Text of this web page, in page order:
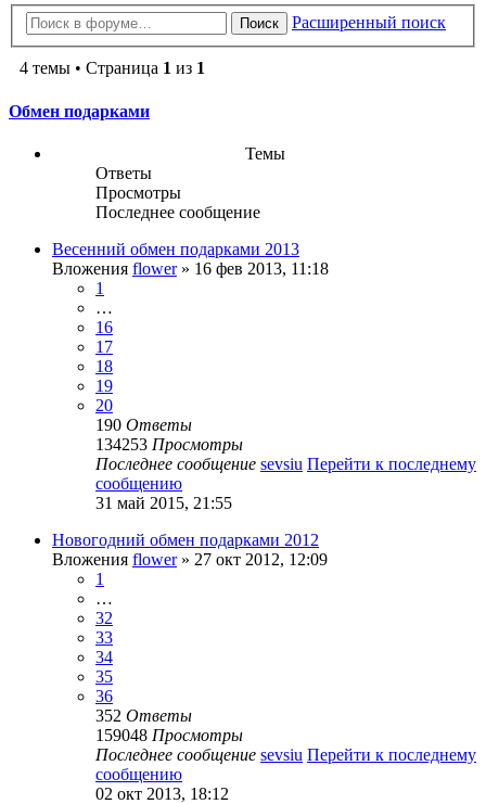
Поиск Расширенный поиск
4 темы • Страница 1 из 1
Обмен подарками
Темы
Ответы
Просмотры
Последнее сообщение
Весенний обмен подарками 2013
Вложения flower» 16 фев 2013, 11:18
1
…
16
17
18
19
20
190 Ответы
134253 Просмотры
Последнее сообщение sevsiu Перейти к последнему
сообщению
31 май 2015, 21:55
Новогодний обмен подарками 2012
Вложения flower» 27 окт 2012, 12:09
1
…
32
33
34
35
36
352 Ответы
159048 Просмотры
Последнее сообщение sevsiu Перейти к последнему
сообщению
02 окт 2013, 18:12